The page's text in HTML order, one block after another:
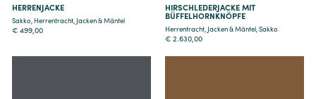
HERRENJACKE
Sakko Herrentracht, Jacken & Mäntel
€499,00
HIRSCHLEDERJACKE MIT
BÜFFELHORNKNÖPFE
Herrentracht Jacken & Mäntel Sakko
€ 2.630,00